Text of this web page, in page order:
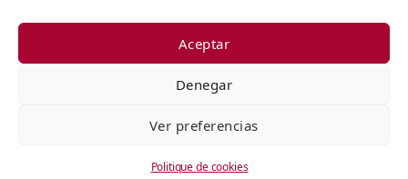
Aceptar
Denegar
Ver preferencias
Politique de cookies
RÉSERVER
données académiques et/ou professionnelles.